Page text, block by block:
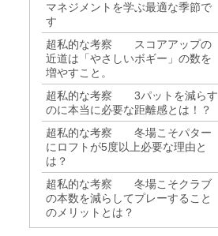
マネジメントを学ぶ最適な季節で
す
超私的な考察 スコアアップの
近道は「やさしいボギー」の数を
増やすこと。
超私的な考察 3パットを減らす
のに本当に必要な距離感とは！？
超私的な考察 冬場こそパター
にロフトが5度以上必要な理由と
は？
超私的な考察 冬場こそクラブ
の本数を減らしてプレーすること
のメリットとは？